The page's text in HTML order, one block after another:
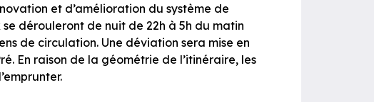
et d’amélioration du système de
dérouleront de nuit de 22h à 5h du matin
de circulation. Une déviation sera mise en
En raison de la géométrie de l’itinéraire, les